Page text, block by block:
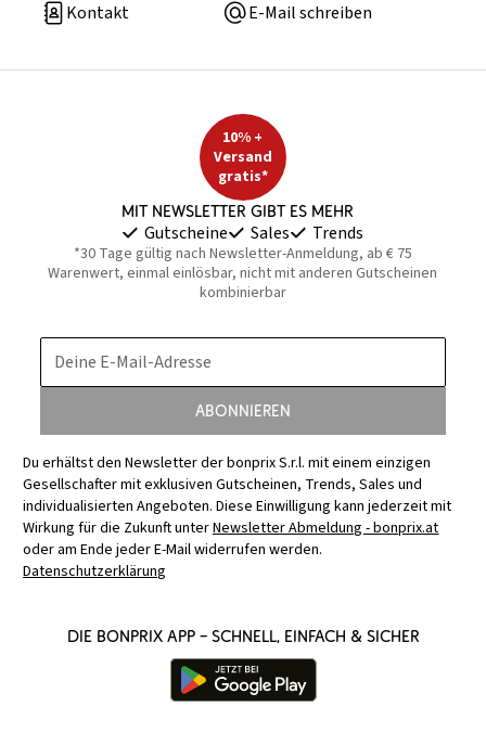
Kontakt
E-Mail schreiben
10% +
Versand
gratis*
Mit Newsletter gibt es mehr
Gutscheine Sales Trends
*30 Tage gültig nach Newsletter-Anmeldung, ab € 75
Warenwert, einmal einlösbar, nicht mit anderen Gutscheinen
kombinierbar
Deine E-Mail-Adresse
Abonnieren
Du erhältst den Newsletter der bonprix S.r.l. mit einem einzigen
Gesellschafter mit exklusiven Gutscheinen, Trends, Sales und
individualisierten Angeboten. Diese Einwilligung kann jederzeit mit
Wirkung für die Zukunft unterNewsletter Abmeldung - bonprix.at
oder am Ende jeder E-Mail widerrufen werden.
Datenschutzerklärung
Die bonprix App – schnell, einfach & sicher